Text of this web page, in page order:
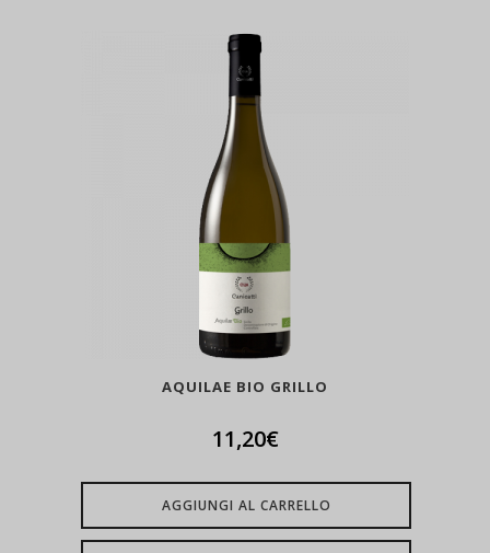
AQUILAE BIO GRILLO
11,20€
AGGIUNGI AL CARRELLO